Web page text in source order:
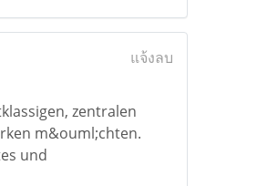
แจ้งลบ
zentralen
m&ouml;chten.
und